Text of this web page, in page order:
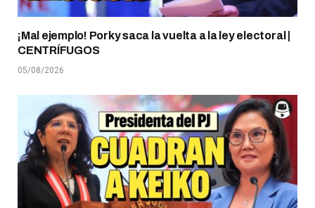
¡Mal ejemplo! Porky saca la vuelta a la ley electoral |
CENTRÍFUGOS
05/08/2026